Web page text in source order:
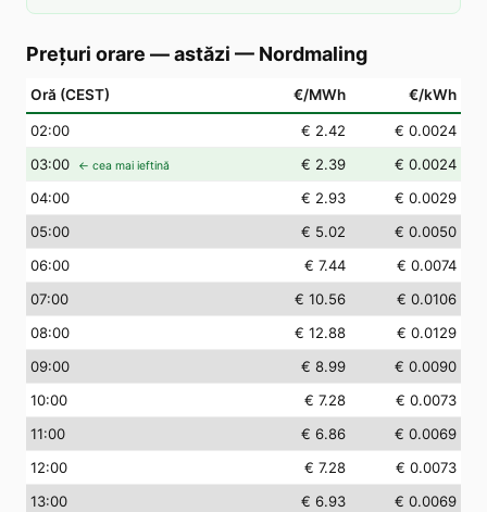
Prețuri orare — astăzi — Nordmaling
Oră (CEST) €/MWh €/kWh
02:00 € 2.42
€ 0.0024
03:00 ← cea mai ieftină € 2.39
€ 0.0024
04:00 € 2.93
€ 0.0029
05:00 € 5.02
€ 0.0050
06:00 € 7.44
€ 0.0074
07:00 € 10.56
€ 0.0106
08:00 € 12.88
€ 0.0129
09:00 € 8.99
€ 0.0090
10:00 € 7.28
€ 0.0073
11:00 € 6.86
€ 0.0069
12:00 € 7.28
€ 0.0073
13:00 € 6.93
€ 0.0069